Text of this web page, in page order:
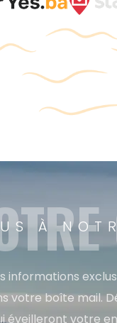
À
informations
votre boîte mail.
votre